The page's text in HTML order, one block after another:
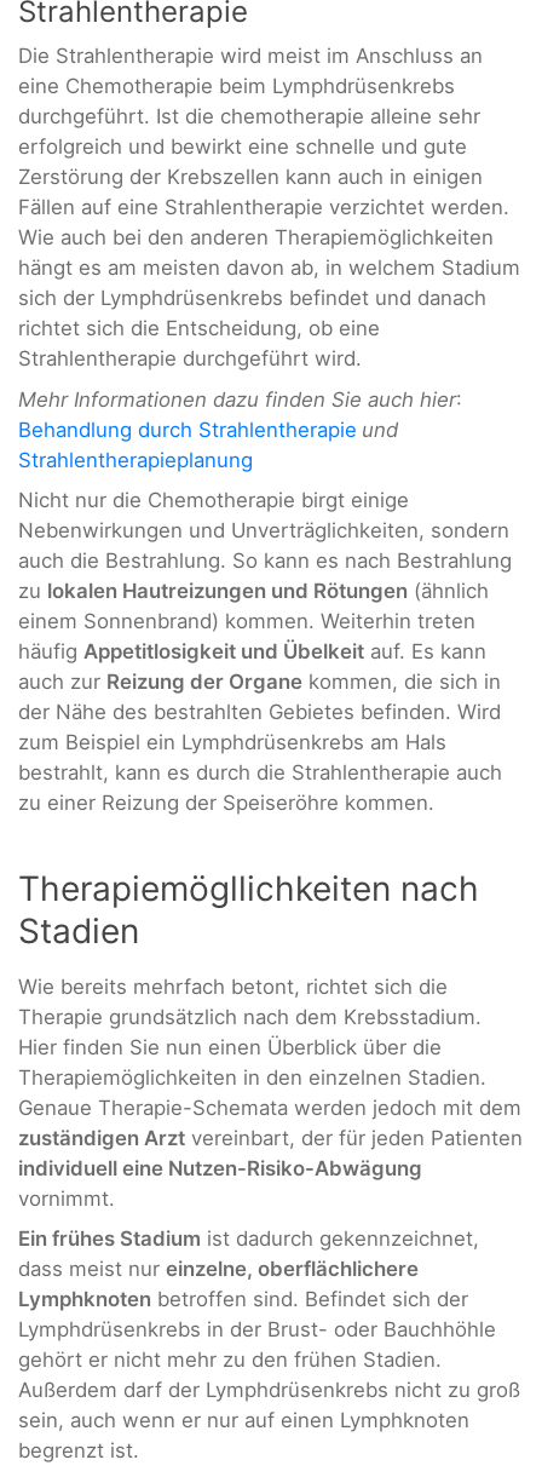
Strahlentherapie
Die Strahlentherapie wird meist im Anschluss an
eine Chemotherapie beim Lymphdrüsenkrebs
durchgeführt. Ist die chemotherapie alleine sehr
erfolgreich und bewirkt eine schnelle und gute
Zerstörung der Krebszellen kann auch in einigen
Fällen auf eine Strahlentherapie verzichtet werden.
Wie auch bei den anderen Therapiemöglichkeiten
hängt es am meisten davon ab, in welchem Stadium
sich der Lymphdrüsenkrebs befindet und danach
richtet sich die Entscheidung, ob eine
Strahlentherapie durchgeführt wird.
Mehr Informationen dazu finden Sie auch hier:
Behandlung durch Strahlentherapie und
Strahlentherapieplanung
Nicht nur die Chemotherapie birgt einige
Nebenwirkungen und Unverträglichkeiten, sondern
auch die Bestrahlung. So kann es nach Bestrahlung
zu lokalen Hautreizungen und Rötungen (ähnlich
einem Sonnenbrand) kommen. Weiterhin treten
häufig Appetitlosigkeit und Übelkeit auf. Es kann
auch zur Reizung der Organe kommen, die sich in
der Nähe des bestrahlten Gebietes befinden. Wird
zum Beispiel ein Lymphdrüsenkrebs am Hals
bestrahlt, kann es durch die Strahlentherapie auch
zu einer Reizung der Speiseröhre kommen.
Therapiemögllichkeiten nach
Stadien
Wie bereits mehrfach betont, richtet sich die
Therapie grundsätzlich nach dem Krebsstadium.
Hier finden Sie nun einen Überblick über die
Therapiemöglichkeiten in den einzelnen Stadien.
Genaue Therapie-Schemata werden jedoch mit dem
zuständigen Arzt vereinbart, der für jeden Patienten
individuell eine Nutzen-Risiko-Abwägung
vornimmt.
Ein frühes Stadium ist dadurch gekennzeichnet,
dass meist nur einzelne, oberflächlichere
Lymphknoten betroffen sind. Befindet sich der
Lymphdrüsenkrebs in der Brust- oder Bauchhöhle
gehört er nicht mehr zu den frühen Stadien.
Außerdem darf der Lymphdrüsenkrebs nicht zu groß
sein, auch wenn er nur auf einen Lymphknoten
begrenzt ist.